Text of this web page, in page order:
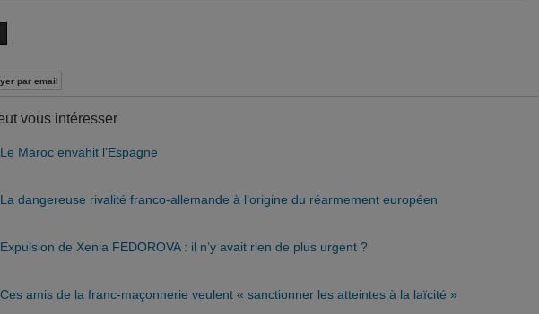
par email
vous intéresser
Le Maroc envahit l’Espagne
La dangereuse rivalité franco-allemande à l’origine du réarmement européen
Expulsion de Xenia FEDOROVA : il n’y avait rien de plus urgent ?
Ces amis de la franc-maçonnerie veulent « sanctionner les atteintes à la laïcité »